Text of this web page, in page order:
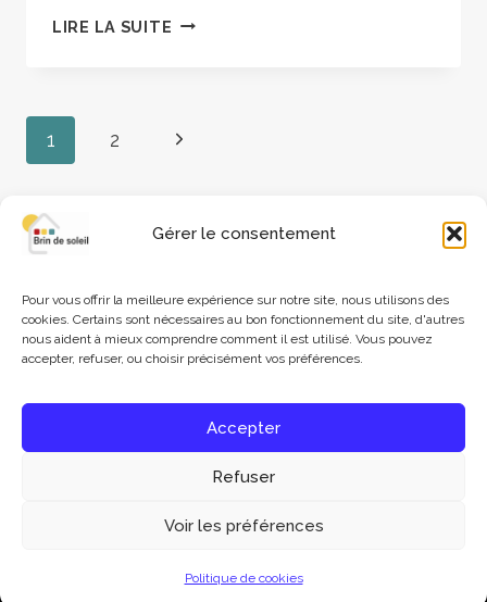
Gérer le consentement
Pour vous offrir la meilleure expérience sur notre site, nous utilisons des
cookies. Certains sont nécessaires au bon fonctionnement du site, d'autres
nous aident à mieux comprendre comment il est utilisé. Vous pouvez
accepter, refuser, ou choisir précisément vos préférences.
Accepter
Refuser
Voir les préférences
Politique de cookies
LIRE LA SUITE
1 2